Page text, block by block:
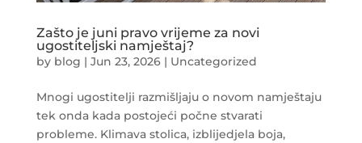
Zašto je juni pravo vrijeme za novi
ugostiteljski namještaj?
by blog | Jun 23, 2026| Uncategorized
Mnogi ugostitelji razmišljaju o novom namještaju
tek onda kada postojeći počne stvarati
probleme. Klimava stolica, izblijedjela boja,